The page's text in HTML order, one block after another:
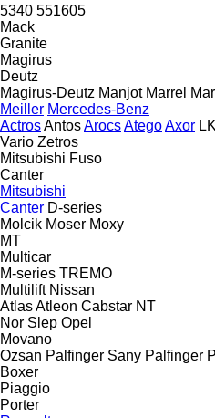
5340 551605
Mack
Granite
Magirus
Deutz
Magirus-Deutz Manjot Marrel
Meiller Mercedes-Benz
ActrosAntosArocsAtegoAxor LK
Vario Zetros
Mitsubishi Fuso
Canter
Mitsubishi
Canter D-series
Molcik Moser Moxy
MT
Multicar
M-series TREMO
Multilift Nissan
AtlasAtleon Cabstar NT
Nor Slep Opel
Movano
Ozsan Palfinger Sany Palfinger
Boxer
Piaggio
Porter